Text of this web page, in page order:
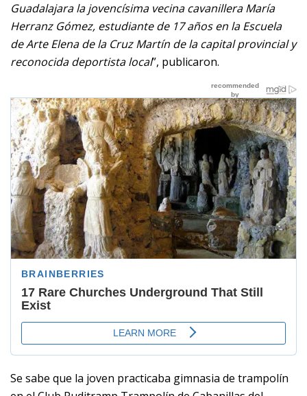
Guadalajara la jovencísima vecina cavanillera María
Herranz Gómez, estudiante de 17 años en la Escuela
de Arte Elena de la Cruz Martín de la capital provincial y
reconocida deportista local”, publicaron.
Se sabe que la joven practicaba gimnasia de trampolín